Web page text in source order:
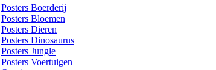
Posters Boerderij
Posters Bloemen
Posters Dieren
Posters Dinosaurus
Posters Jungle
Posters Voertuigen